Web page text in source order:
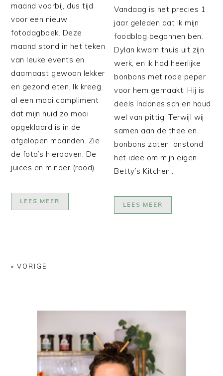
maand voorbij, dus tijd
voor een nieuw
fotodagboek. Deze
maand stond in het teken
van leuke events en
daarnaast gewoon lekker
en gezond eten. Ik kreeg
al een mooi compliment
dat mijn huid zo mooi
opgeklaard is in de
afgelopen maanden. Zie
de foto’s hierboven: De
juices en minder (rood)…
LEES MEER
Vandaag is het precies 1
jaar geleden dat ik mijn
foodblog begonnen ben.
Dylan kwam thuis uit zijn
werk, en ik had heerlijke
bonbons met rode peper
voor hem gemaakt. Hij is
deels Indonesisch en houd
wel van pittig. Terwijl wij
samen aan de thee en
bonbons zaten, onstond
het idee om mijn eigen
Betty’s Kitchen…
LEES MEER
« VORIGE